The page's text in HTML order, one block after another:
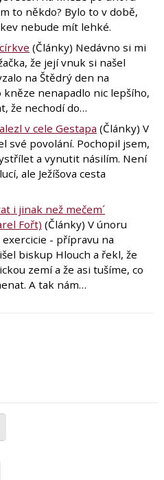
to někdo? Bylo to v době,
nebude mít lehké.
(Články) Nedávno si mi
že její vnuk si našel
na Štědrý den na
nenapadlo nic lepšího,
že nechodí do…
v cele Gestapa (Články) V
své povolání. Pochopil jsem,
a vynutit násilím. Není
ale Ježíšova cesta
i jinak než mečem´
Fořt) (Články) V únoru
- přípravu na
biskup Hlouch a řekl, že
zemí a že asi tušíme, co
A tak nám…